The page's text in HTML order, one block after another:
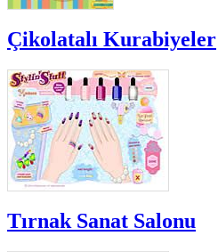
Çikolatalı Kurabiyeler
Tırnak Sanat Salonu